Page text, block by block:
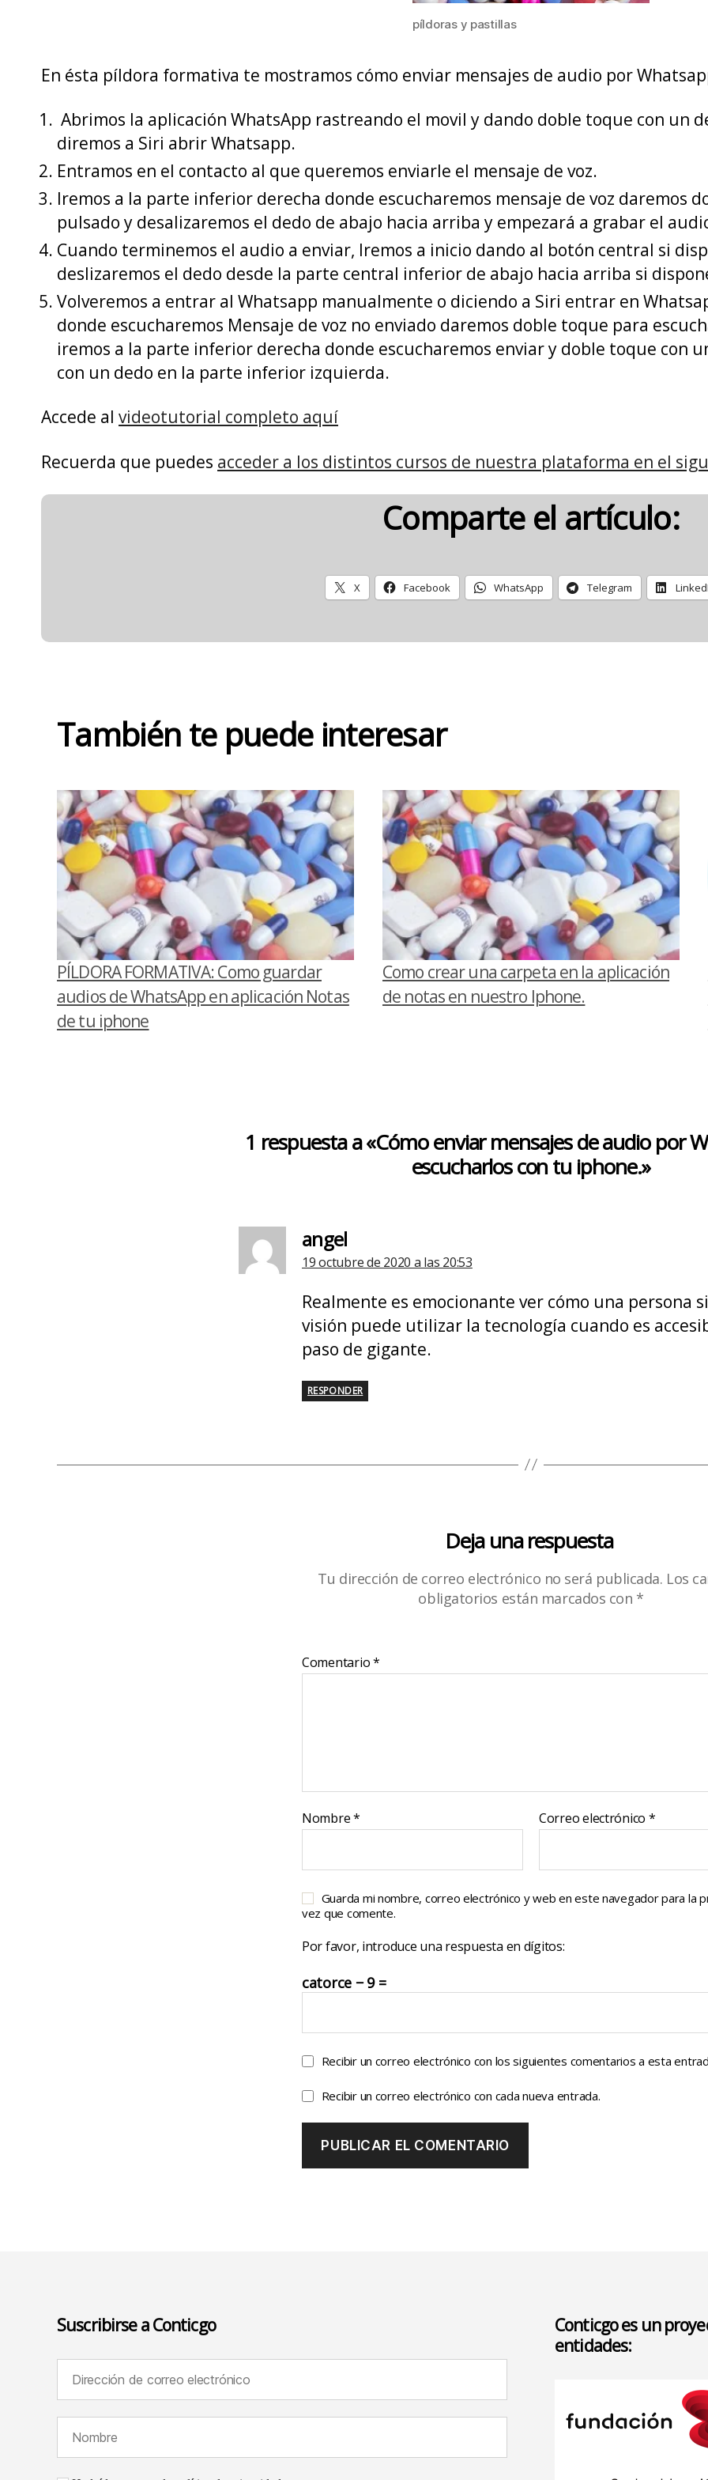
píldoras y pastillas
En ésta píldora formativa te mostramos cómo enviar mensajes de audio por
Abrimos la aplicación WhatsApp rastreando el movil y dando doble toque con un
diremos a Siri abrir Whatsapp.
Entramos en el contacto al que queremos enviarle el mensaje de voz.
Iremos a la parte inferior derecha donde escucharemos mensaje de voz daremos
pulsado y desalizaremos el dedo de abajo hacia arriba y empezará a grabar el
Cuando terminemos el audio a enviar, Iremos a inicio dando al botón central si
deslizaremos el dedo desde la parte central inferior de abajo hacia arriba si
Volveremos a entrar al Whatsapp manualmente o diciendo a Siri entrar en
donde escucharemos Mensaje de voz no enviado daremos doble toque para
iremos a la parte inferior derecha donde escucharemos enviar y doble toque con
con un dedo en la parte inferior izquierda.
Accede al videotutorial completo aquí
Recuerda que puedes acceder a los distintos cursos de nuestra plataforma en el
Comparte el artículo:
X Facebook WhatsApp Telegram
También te puede interesar
PÍLDORA FORMATIVA: Como guardar
audios de WhatsApp en aplicación Notas
de tu iphone
Como crear una carpeta en la aplicación
de notas en nuestro Iphone.
1 respuesta a «Cómo enviar mensajes de audio por
escucharlos con tu iphone.»
angeldice:
19 octubre de 2020 a las 20:53
Realmente es emocionante ver cómo una persona
visión puede utilizar la tecnología cuando es
paso de gigante.
RESPONDER
Deja una respuesta
Tu dirección de correo electrónico no será publicada. Los
obligatorios están marcados con *
Comentario*
Nombre* Correo electrónico *
Guarda mi nombre, correo electrónico y web en este navegador para la
vez que comente.
Por favor, introduce una respuesta en dígitos:
catorce − 9 =
Recibir un correo electrónico con los siguientes comentarios a esta
Recibir un correo electrónico con cada nueva entrada.
Suscribirse a Conticgo
Conticgo es un
entidades: